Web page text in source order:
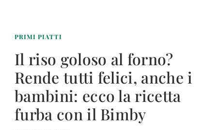
PRIMI PIATTI
Il riso goloso al forno?
Rende tutti felici, anche i
bambini: ecco la ricetta
furba con il Bimby